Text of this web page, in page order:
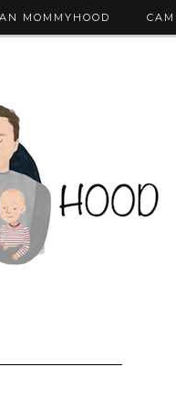
MOMMYHOOD